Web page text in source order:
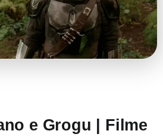
e Grogu | Filme